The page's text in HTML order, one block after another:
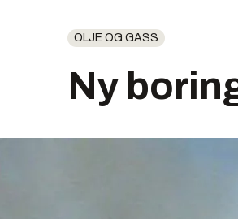
OLJE OG GASS
Ny